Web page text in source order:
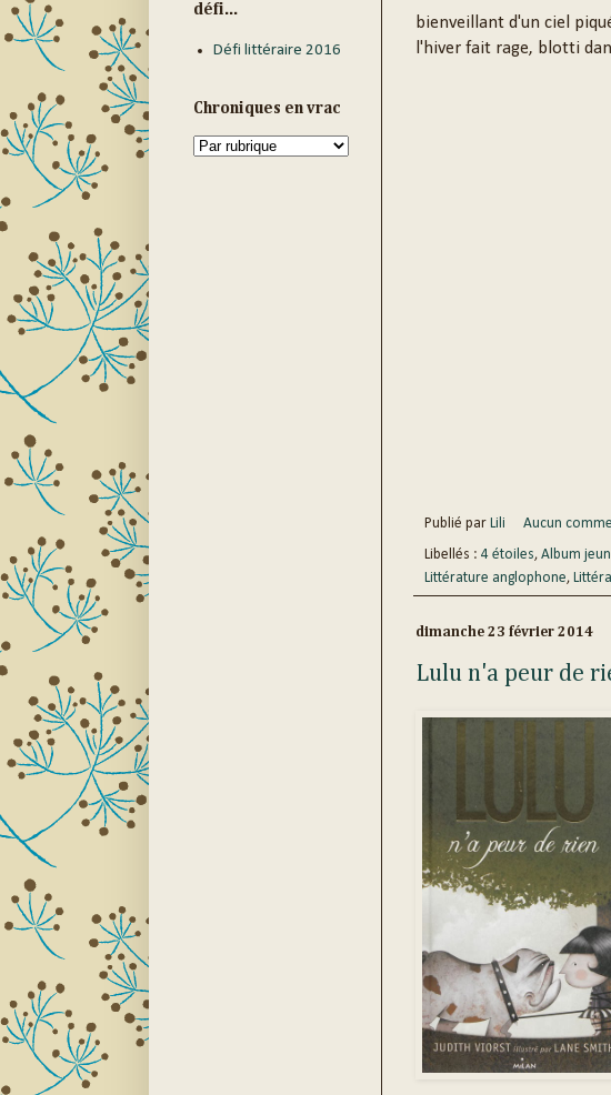
bienveillant d'un ciel
l'hiver fait rage, blotti
Publié par Lili Aucun
Libellés : 4 étoiles, Album
Littérature anglophone,
dimanche 23 février 2014
Lulu n'a peur de
défi...
Défi littéraire 2016
Chroniques en vrac